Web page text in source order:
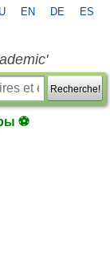
EN DE ES
Recherche!
⚽